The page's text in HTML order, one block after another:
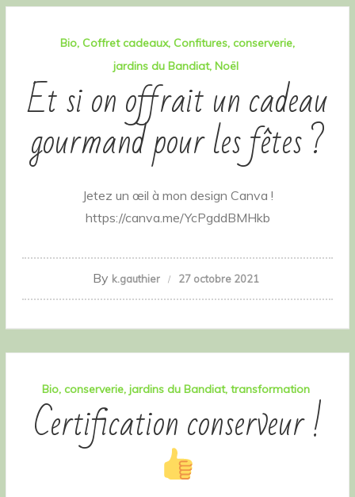
Bio Coffret cadeaux Confitures conserverie
jardins du Bandiat Noël
Et si on offrait un cadeau
gourmand pour les fêtes ?
Jetez un œil à mon design Canva !
https://canva.me/YcPgddBMHkb
By k.gauthier 27 octobre 2021
Bio conserverie jardins du Bandiat transformation
Certification conserveur !